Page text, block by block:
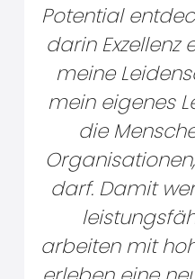
Potential
darin
meine
mein eigenes
die
darf. Damit
arbeiten mit